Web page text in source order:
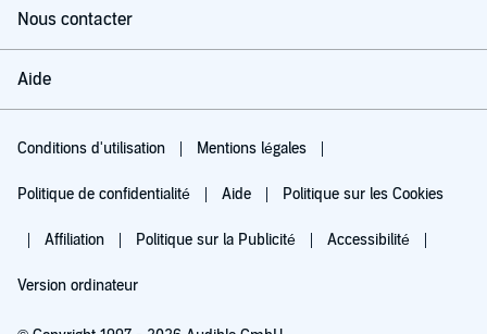
Nous contacter
Aide
Conditions d'utilisation Mentions légales
Politique de confidentialité Aide Politique sur les Cookies
Affiliation Politique sur la Publicité Accessibilité
Version ordinateur